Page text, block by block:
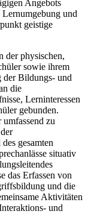
Angebots
und
geistige
der physischen,
sowie ihrem
der Bildungs- und
die
Lerninteressen
gebunden.
zu
gesamten
situativ
das Erfassen von
und die
Aktivitäten
und